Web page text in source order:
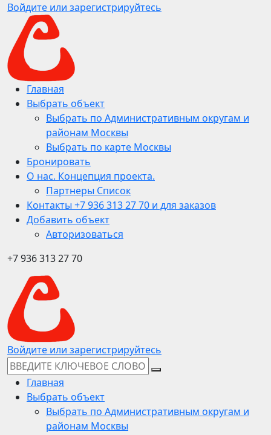
Войдите или зарегистрируйтесь
Главная
Выбрать объект
Выбрать по Административным округам и
районам Москвы
Выбрать по карте Москвы
Бронировать
О нас. Концепция проекта.
Партнеры Список
Контакты +7 936 313 27 70 и для заказов
Добавить объект
Авторизоваться
+7 936 313 27 70
Войдите или зарегистрируйтесь
Главная
Выбрать объект
Выбрать по Административным округам и
районам Москвы